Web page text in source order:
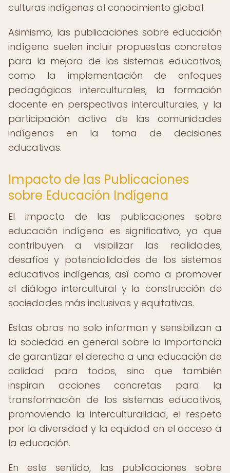
culturas indígenas al conocimiento global.
Asimismo, las publicaciones sobre educación
indígena suelen incluir propuestas concretas
para la mejora de los sistemas educativos,
como la implementación de enfoques
pedagógicos interculturales, la formación
docente en perspectivas interculturales, y la
participación activa de las comunidades
indígenas en la toma de decisiones
educativas.
Impacto de las Publicaciones
sobre Educación Indígena
El impacto de las publicaciones sobre
educación indígena es significativo, ya que
contribuyen a visibilizar las realidades,
desafíos y potencialidades de los sistemas
educativos indígenas, así como a promover
el diálogo intercultural y la construcción de
sociedades más inclusivas y equitativas.
Estas obras no solo informan y sensibilizan a
la sociedad en general sobre la importancia
de garantizar el derecho a una educación de
calidad para todos, sino que también
inspiran acciones concretas para la
transformación de los sistemas educativos,
promoviendo la interculturalidad, el respeto
por la diversidad y la equidad en el acceso a
la educación.
En este sentido, las publicaciones sobre